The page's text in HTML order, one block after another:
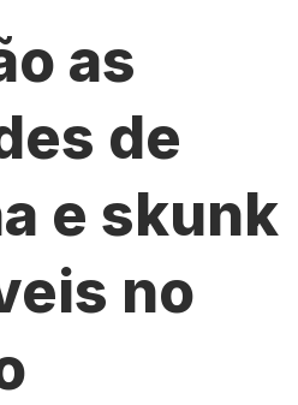
as
de
e skunk
no